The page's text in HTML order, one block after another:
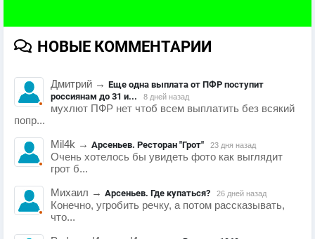
НОВЫЕ КОММЕНТАРИИ
Дмитрий → Еще одна выплата от ПФР поступит
россиянам до 31 и...
8 дней назад
мухлют ПФР нет чтоб всем выплатить без всякий
попр...
Mil4k → Арсеньев. Ресторан "Грот" 23 дня назад
Очень хотелось бы увидеть фото как выглядит
грот б...
Михаил → Арсеньев. Где купаться? 26 дней назад
Конечно, угробить речку, а потом рассказывать,
что...